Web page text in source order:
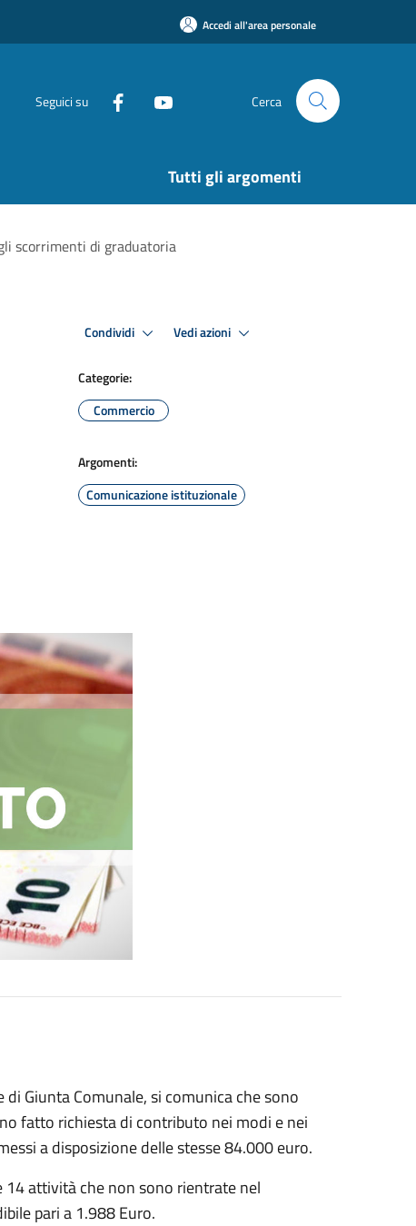
Accedi all'area personale
Seguici su Cerca
Tutti gli argomenti
scorrimenti di graduatoria
Condividi Vedi azioni
Categorie:
Commercio
Argomenti:
Comunicazione istituzionale
Giunta Comunale, si comunica che sono
fatto richiesta di contributo nei modi e nei
a disposizione delle stesse 84.000 euro.
attività che non sono rientrate nel
pari a 1.988 Euro.